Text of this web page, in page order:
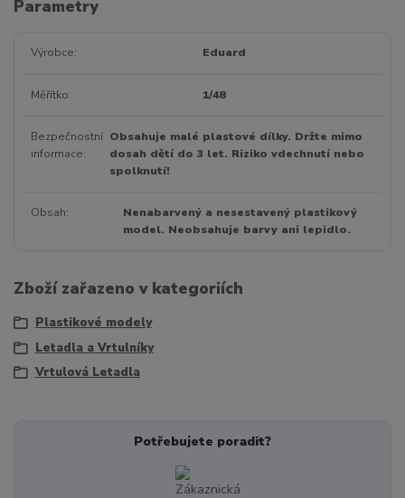
Parametry
Výrobce Eduard
Měřítko 1/48
Bezpečnostní
informace
Obsahuje malé plastové dílky. Držte mimo
dosah dětí do 3 let. Riziko vdechnutí nebo
spolknutí!
Obsah
Nenabarvený a nesestavený plastikový
model. Neobsahuje barvy ani lepidlo.
Zboží zařazeno v kategoriích
Plastikové modely
Letadla a Vrtulníky
Vrtulová Letadla
Potřebujete poradit?